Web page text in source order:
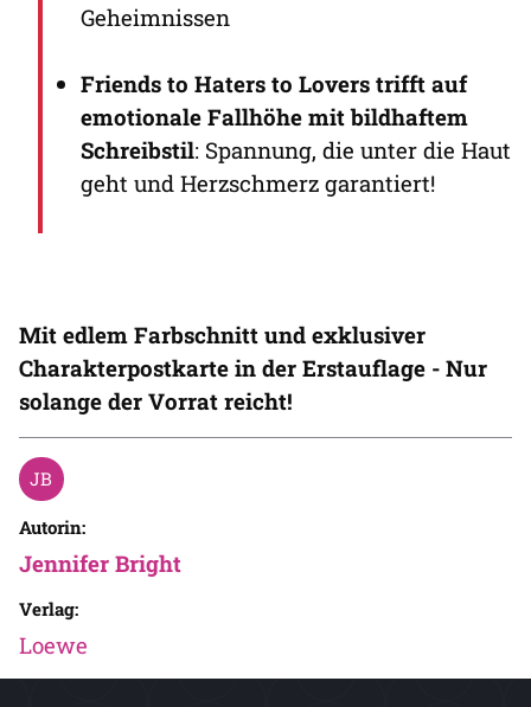
Geheimnissen
Friends to Haters to Lovers trifft auf
emotionale Fallhöhe mit bildhaftem
Schreibstil: Spannung, die unter die Haut
geht und Herzschmerz garantiert!
Mit edlem Farbschnitt und exklusiver
Charakterpostkarte in der Erstauflage - Nur
solange der Vorrat reicht!
Autorin:
Jennifer Bright
Verlag:
Loewe